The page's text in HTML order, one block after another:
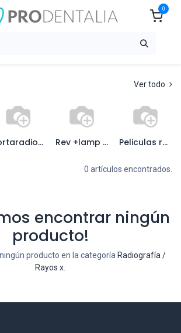
0
Ver todo
Portaradiografia y colgad Rev +lamp inatinica+chas Peliculas radiograficas
0 artículos encontrados.
encontrar ningún
producto!
producto en la categoría Radiografía /
Rayos x